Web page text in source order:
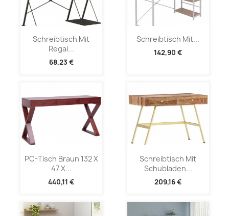
Schreibtisch Mit
Regal...
68,23 €
Schreibtisch Mit...
142,90 €
PC-Tisch Braun 132 X
47 X...
440,11 €
Schreibtisch Mit
Schubladen...
209,16 €